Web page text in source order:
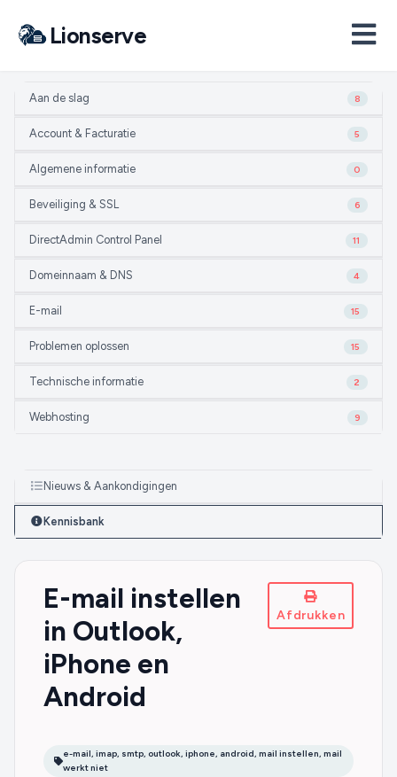
Lionserve
Aan de slag 8
Account & Facturatie 5
Algemene informatie 0
Beveiliging & SSL 6
DirectAdmin Control Panel 11
Domeinnaam & DNS 4
E-mail 15
Problemen oplossen 15
Technische informatie 2
Webhosting 9
Nieuws & Aankondigingen
Kennisbank
E-mail instellen
in Outlook,
iPhone en
Android
Afdrukken
e-mail, imap, smtp, outlook, iphone, android, mail instellen, mail
werkt niet